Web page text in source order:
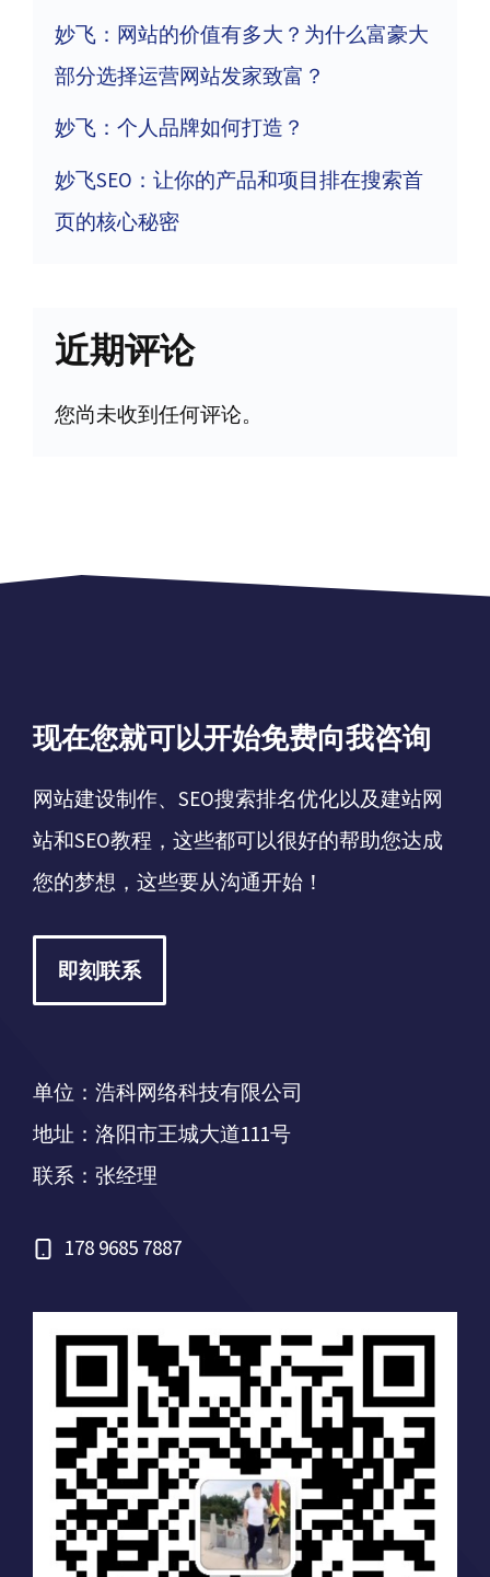
妙飞：网站的价值有多大？为什么富豪大
部分选择运营网站发家致富？
妙飞：个人品牌如何打造？
妙飞SEO：让你的产品和项目排在搜索首
页的核心秘密
近期评论
您尚未收到任何评论。
现在您就可以开始免费向我咨询
网站建设制作、SEO搜索排名优化以及建站网
站和SEO教程，这些都可以很好的帮助您达成
您的梦想，这些要从沟通开始！
即刻联系
单位：浩科网络科技有限公司
地址：洛阳市王城大道111号
联系：张经理
178 9685 7887